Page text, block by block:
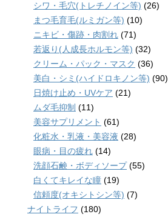
シワ・毛穴(トレチノイン等) (26)
まつ毛育毛(ルミガン等) (10)
ニキビ・傷跡・肉割れ (71)
若返り(人成長ホルモン等) (32)
クリーム・パック・マスク (36)
美白・シミ(ハイドロキノン等) (90)
日焼け止め・UVケア (21)
ムダ毛抑制 (11)
美容サプリメント (61)
化粧水・乳液・美容液 (28)
眼病・目の疲れ (14)
洗顔石鹸・ボディソープ(55)
白くてキレイな瞳 (19)
信頼度(オキシトシン等) (7)
ナイトライフ (180)